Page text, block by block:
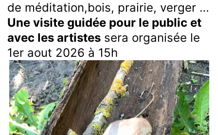
de méditation,bois, prairie, verger …
Une visite guidée pour le public et
avec les artistes sera organisée le
1er aout 2026 à 15h